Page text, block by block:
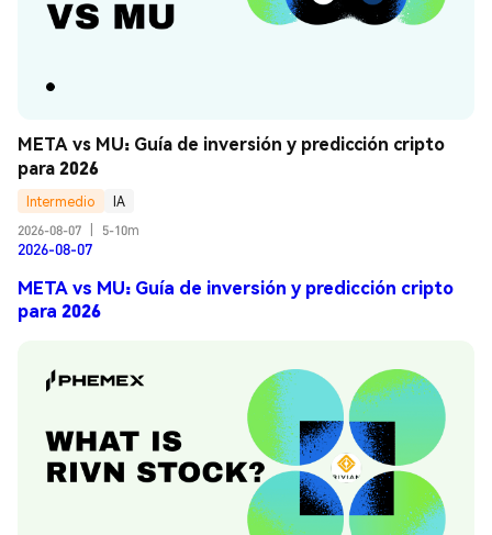
META vs MU: Guía de inversión y predicción cripto
para 2026
Intermedio
IA
2026-08-07
5-10m
2026-08-07
META vs MU: Guía de inversión y predicción cripto
para 2026